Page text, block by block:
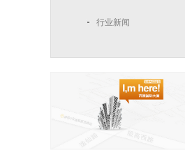
行业新闻